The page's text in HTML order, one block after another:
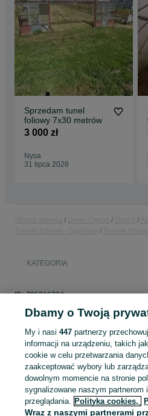
Sprzedam tunel
foliowy 7x30 metrów
3 000 zł
Nysa
31 lipca 2026
KATEGORIA
ID:795016724
Zaloguj się lub załóż konto na
sprzedającym
Zaloguj się / Załóż konto
Dbamy o Twoją
My i nasi447 partnerzy
informacji na urządzeniu, takich
cookie w celu przetwarzania
zaakceptować wybory lub
dowolnym momencie na stronie
sygnalizowane naszym partnerom
przeglądania. Polityka cookies,
Wraz z naszymi partnerami